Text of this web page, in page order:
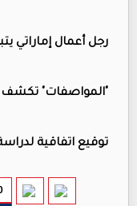
رجل أعمال إماراتي
"المواصفات" تكشف
توقيع اتفاقية